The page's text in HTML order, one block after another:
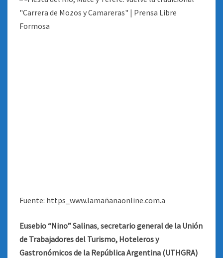
Fuente: https_www.lamañanaonline.com.a
Eusebio “Nino” Salinas, secretario general de la Unión
de Trabajadores del Turismo, Hoteleros y
Gastronómicos de la República Argentina (UTHGRA)